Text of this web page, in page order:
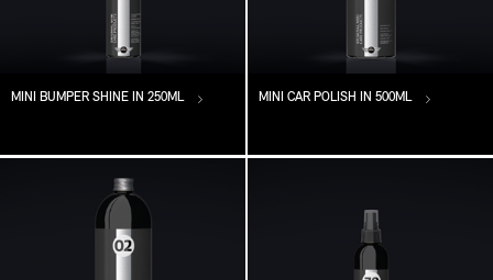
MINI BUMPER SHINE IN 250ML MINI CAR POLISH IN 500ML